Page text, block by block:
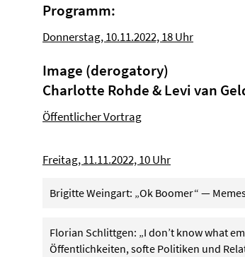
Programm:
Donnerstag, 10.11.2022, 18 Uhr
Image (derogatory)
Charlotte Rohde & Levi van
Öffentlicher Vortrag
Freitag, 11.11.2022, 10 Uhr
Brigitte Weingart: „Ok Boomer“ —
Florian Schlittgen: „I don’t know what
Öffentlichkeiten, softe Politiken und